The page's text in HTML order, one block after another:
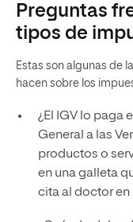
Preguntas
tipos de
Estas son algunas de
hacen sobre los
¿El IGV lo paga
General a las
productos o
en una galleta
cita al doctor en